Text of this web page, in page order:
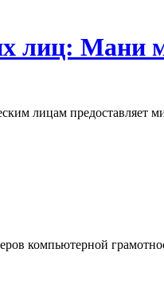
лиц: Мани
лицам
компьютерной